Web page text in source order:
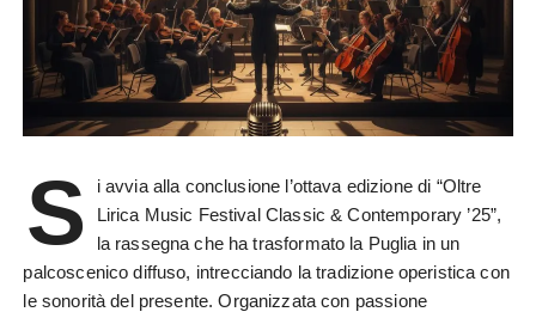
S
i avvia alla conclusione l’ottava edizione di “Oltre
Lirica Music Festival Classic & Contemporary ’25”,
la rassegna che ha trasformato la Puglia in un
palcoscenico diffuso, intrecciando la tradizione operistica con
le sonorità del presente. Organizzata con passione